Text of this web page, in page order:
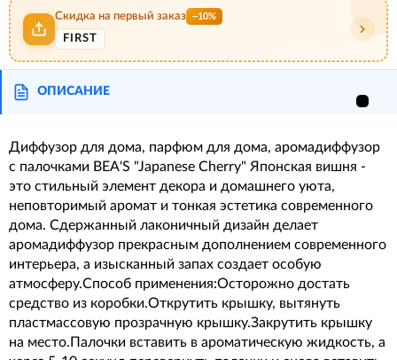
Скидка на первый заказ −10%
FIRST
ОПИСАНИЕ
Диффузор для дома, парфюм для дома, аромадиффузор
с палочками BEA'S "Japanese Cherry" Японская вишня -
это стильный элемент декора и домашнего уюта,
неповторимый аромат и тонкая эстетика современного
дома. Сдержанный лаконичный дизайн делает
аромадиффузор прекрасным дополнением современного
интерьера, а изысканный запах создает особую
атмосферу.Способ применения:Осторожно достать
средство из коробки.Открутить крышку, вытянуть
пластмассовую прозрачную крышку.Закрутить крышку
на место.Палочки вставить в ароматическую жидкость, а